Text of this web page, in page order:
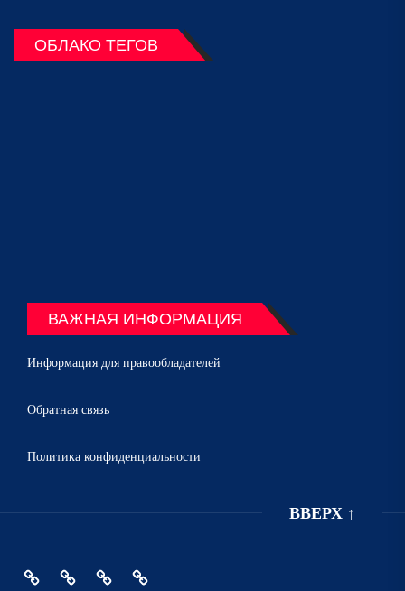
ОБЛАКО ТЕГОВ
ВАЖНАЯ ИНФОРМАЦИЯ
Информация для правообладателей
Обратная связь
Политика конфиденциальности
ВВЕРХ ↑
ГлавнаяПолитикаИнформация
Обратная